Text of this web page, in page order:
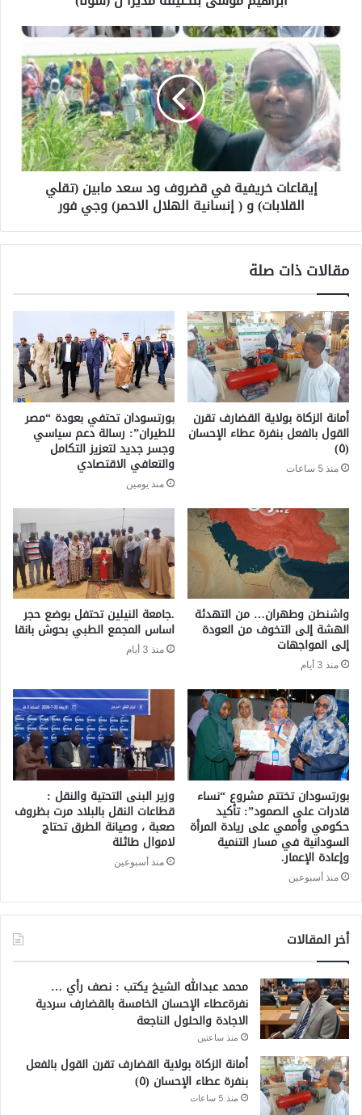
إيقاعات خريفية في قضروف ود سعد مابين (تقلي
القلابات) و ( إنسانية الهلال الاحمر) وجي فور
مقالات ذات صلة
أمانة الزكاة بولاية القضارف تقرن
القول بالفعل بنفرة عطاء الإحسان
(٥)
منذ 5 ساعات
بورتسودان تحتفي بعودة “مصر
للطيران”: رسالة دعم سياسي
وجسر جديد لتعزيز التكامل
والتعافي الاقتصادي
منذ يومين
واشنطن وطهران… من التهدئة
الهشة إلى التخوف من العودة
إلى المواجهات
منذ 3 أيام
.جامعة النيلين تحتفل بوضع حجر
اساس المجمع الطبي بحوش بانقا
منذ 3 أيام
بورتسودان تختتم مشروع “نساء
قادرات على الصمود”: تأكيد
حكومي وأممي على ريادة المرأة
السودانية في مسار التنمية
وإعادة الإعمار.
منذ أسبوعين
وزير البنى التحتية والنقل :
قطاعات النقل بالبلاد مرت بظروف
صعبة ، وصيانة الطرق تحتاج
لاموال طائلة
منذ أسبوعين
أخر المقالات
محمد عبدالله الشيخ يكتب : نصف رأي …
نفرةعطاء الإحسان الخامسة بالقضارف سردية
الاجادة والحلول الناجعة
منذ ساعتين
أمانة الزكاة بولاية القضارف تقرن القول بالفعل
بنفرة عطاء الإحسان (٥)
منذ 5 ساعات